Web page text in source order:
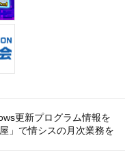
更新プログラム情報を
」で情シスの月次業務を